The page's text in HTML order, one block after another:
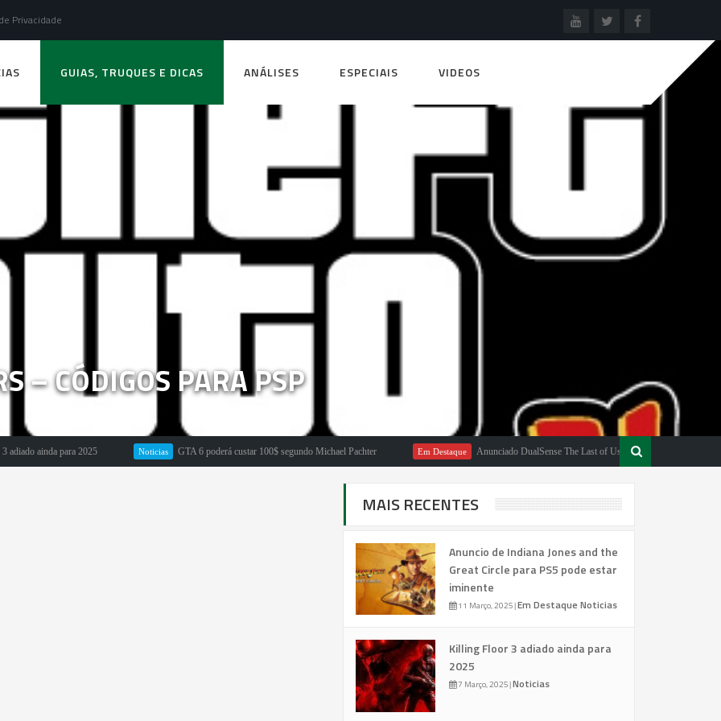
Privacidade
GUIAS, TRUQUES E DICAS ANÁLISES ESPECIAIS VIDEOS
– CÓDIGOS PARA PSP
para 2025 GTA 6 poderá custar 100$ segundo Michael Pachter Em Destaque Anunciado DualSense The Last of Us Limited Edition
MAIS RECENTES
Anuncio de Indiana Jones and the
Great Circle para PS5 pode estar
iminente
11 Março, 2025|Em Destaque Noticias
Killing Floor 3 adiado ainda para
2025
7 Março, 2025|Noticias